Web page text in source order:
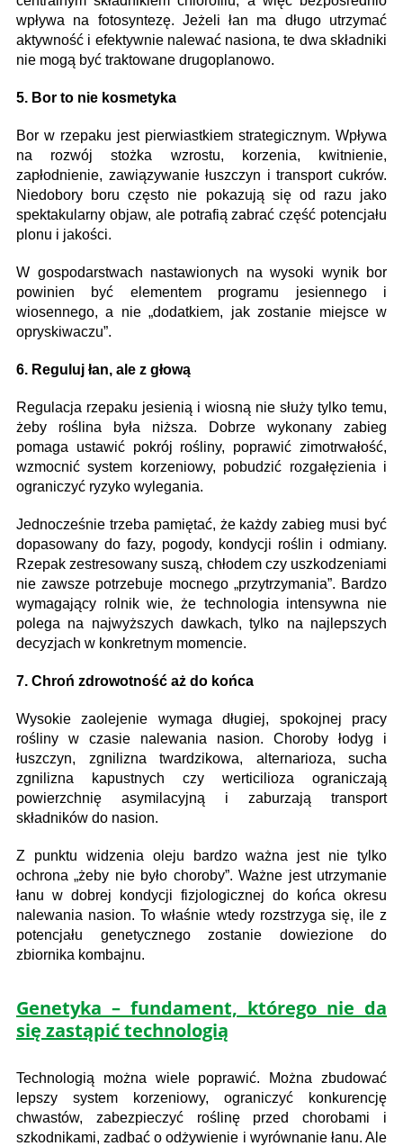
wpływa na fotosyntezę. Jeżeli łan ma długo utrzymać
aktywność i efektywnie nalewać nasiona, te dwa składniki
nie mogą być traktowane drugoplanowo.
5. Bor to nie kosmetyka
Bor w rzepaku jest pierwiastkiem strategicznym. Wpływa
na rozwój stożka wzrostu, korzenia, kwitnienie,
zapłodnienie, zawiązywanie łuszczyn i transport cukrów.
Niedobory boru często nie pokazują się od razu jako
spektakularny objaw, ale potrafią zabrać część potencjału
plonu i jakości.
W gospodarstwach nastawionych na wysoki wynik bor
powinien być elementem programu jesiennego i
wiosennego, a nie „dodatkiem, jak zostanie miejsce w
opryskiwaczu”.
6. Reguluj łan, ale z głową
Regulacja rzepaku jesienią i wiosną nie służy tylko temu,
żeby roślina była niższa. Dobrze wykonany zabieg
pomaga ustawić pokrój rośliny, poprawić zimotrwałość,
wzmocnić system korzeniowy, pobudzić rozgałęzienia i
ograniczyć ryzyko wylegania.
Jednocześnie trzeba pamiętać, że każdy zabieg musi być
dopasowany do fazy, pogody, kondycji roślin i odmiany.
Rzepak zestresowany suszą, chłodem czy uszkodzeniami
nie zawsze potrzebuje mocnego „przytrzymania”. Bardzo
wymagający rolnik wie, że technologia intensywna nie
polega na najwyższych dawkach, tylko na najlepszych
decyzjach w konkretnym momencie.
7. Chroń zdrowotność aż do końca
Wysokie zaolejenie wymaga długiej, spokojnej pracy
rośliny w czasie nalewania nasion. Choroby łodyg i
łuszczyn, zgnilizna twardzikowa, alternarioza, sucha
zgnilizna kapustnych czy werticilioza ograniczają
powierzchnię asymilacyjną i zaburzają transport
składników do nasion.
Z punktu widzenia oleju bardzo ważna jest nie tylko
ochrona „żeby nie było choroby”. Ważne jest utrzymanie
łanu w dobrej kondycji fizjologicznej do końca okresu
nalewania nasion. To właśnie wtedy rozstrzyga się, ile z
potencjału genetycznego zostanie dowiezione do
zbiornika kombajnu.
Genetyka – fundament, którego nie da
się zastąpić technologią
Technologią można wiele poprawić. Można zbudować
lepszy system korzeniowy, ograniczyć konkurencję
chwastów, zabezpieczyć roślinę przed chorobami i
szkodnikami, zadbać o odżywienie i wyrównanie łanu. Ale